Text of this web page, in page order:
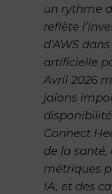
un rythme
reflète
d’AWS
artificielle
Avril 2026
jalons
Connect
de la
métriques
IA, et des